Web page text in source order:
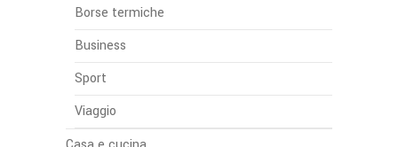
Borse termiche
Business
Sport
Viaggio